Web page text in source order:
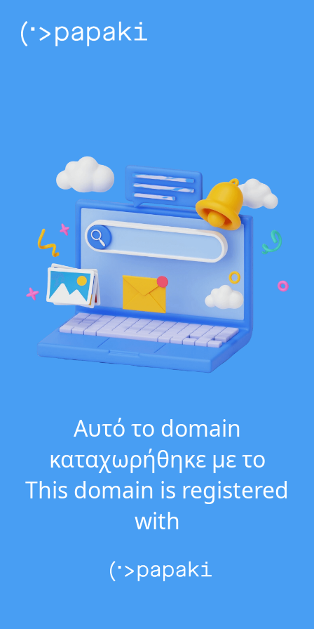
Αυτό το domain
καταχωρήθηκε με το
This domain is registered
with